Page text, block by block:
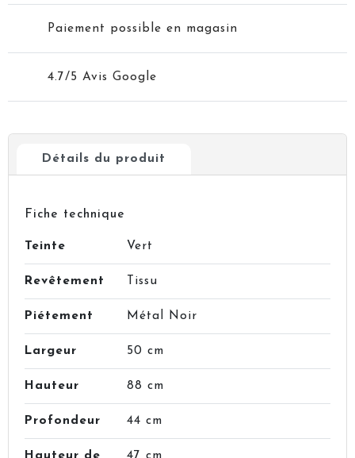
Paiement possible en magasin
4.7/5 Avis Google
Détails du produit
Fiche technique
Teinte Vert
Revêtement Tissu
Piétement Métal Noir
Largeur 50 cm
Hauteur 88 cm
Profondeur 44 cm
Hauteur de
47 cm